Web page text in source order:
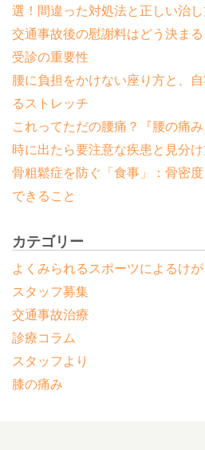
選！間違った対処法と正しい治
交通事故後の慰謝料はどう決ま
受診の重要性
腰に負担をかけない座り方と、
るストレッチ
これってただの腰痛？『腰の痛
時に出たら要注意な疾患と見分
骨粗鬆症を防ぐ「食事」：骨密
できること
カテゴリー
よくみられるスポーツによるけが
スタッフより
スタッフ募集
交通事故治療
膝の痛み
診療コラム